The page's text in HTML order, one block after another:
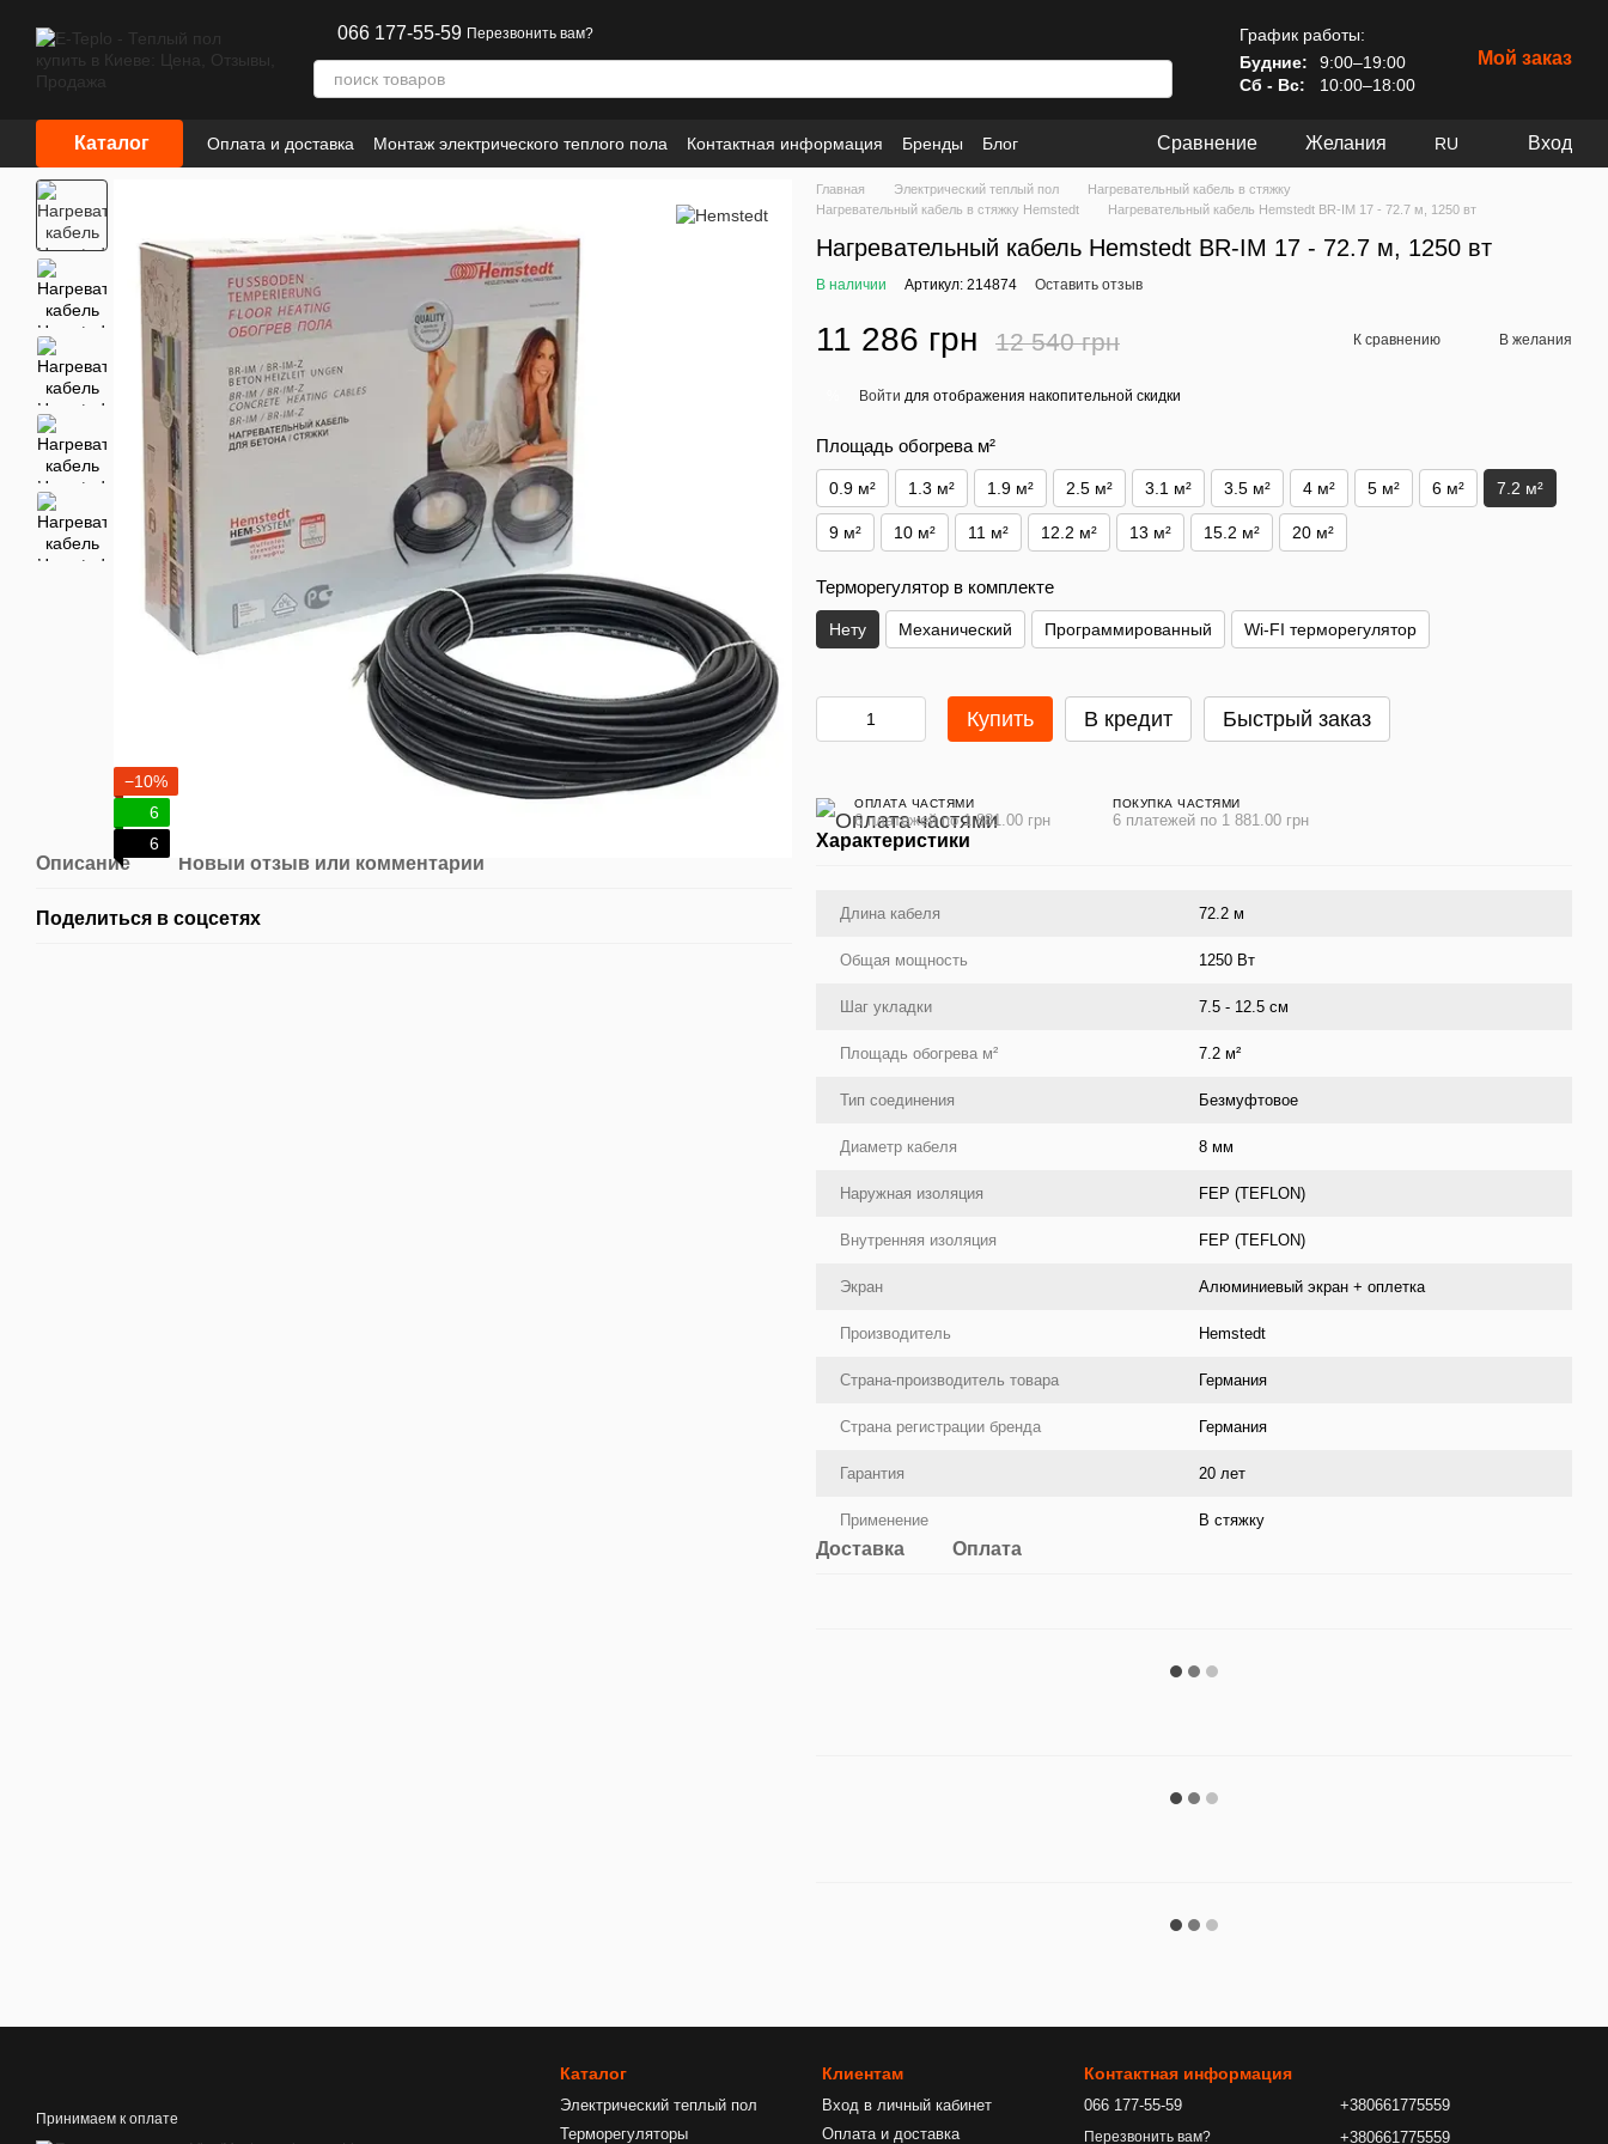
066 177-55-59 Перезвонить вам?
График работы:
Будние:
9:00–19:00
Сб - Вс:
10:00–18:00
Мой заказ
Каталог Оплата и доставка Монтаж электрического теплого пола Контактная информация Бренды
Блог
Сотрудничество
Информация
Сравнение Желания RU Вход
−10%
6
6
Описание Новый отзыв или комментарий
Поделиться в соцсетях
Главная Электрический теплый пол
Нагревательный кабель в стяжку
Нагревательный кабель в стяжку Hemstedt
Нагревательный кабель Hemstedt BR-IM 17 - 72.7 м, 1250 вт
Нагревательный кабель Hemstedt BR-IM 17 - 72.7 м, 1250 вт
В наличии Артикул: 214874 Оставить отзыв
11 286 грн 12 540 грн К сравнению В желания
Войти для отображения накопительной скидки
Площадь обогрева м²
0.9 м² 1.3 м² 1.9 м² 2.5 м² 3.1 м² 3.5 м² 4 м² 5 м² 6 м² 7.2 м²
9 м² 10 м² 11 м² 12.2 м² 13 м² 15.2 м² 20 м²
Терморегулятор в комплекте
Нету Механический Программированный Wi-FI терморегулятор
Купить В кредит Быстрый заказ
ОПЛАТА ЧАСТЯМИ
6 платежей по 1 881.00 грн
ПОКУПКА ЧАСТЯМИ
6 платежей по 1 881.00 грн
Характеристики
Длина кабеля 72.2 м
Общая мощность 1250 Вт
Шаг укладки 7.5 - 12.5 см
Площадь обогрева м² 7.2 м²
Тип соединения Безмуфтовое
Диаметр кабеля 8 мм
Наружная изоляция FEP (TEFLON)
Внутренняя изоляция FEP (TEFLON)
Экран Алюминиевый экран + оплетка
Производитель Hemstedt
Страна-производитель товара Германия
Страна регистрации бренда Германия
Гарантия 20 лет
Применение В стяжку
Доставка Оплата
Принимаем к оплате
Каталог
Электрический теплый пол
Терморегуляторы
Клиентам
Вход в личный кабинет
Оплата и доставка
Контактная информация
066 177-55-59
Перезвонить вам?
+380661775559
+380661775559